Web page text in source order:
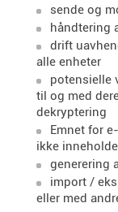
sende og
håndtering
drift
alle enheter
potensielle
til og med
dekryptering
Emnet for
ikke
generering
import /
eller med